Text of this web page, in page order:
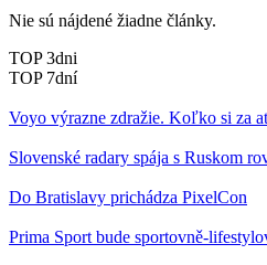
Nie sú nájdené žiadne články.
TOP 3dni
TOP 7dní
Voyo výrazne zdražie. Koľko si za
Slovenské radary spája s Ruskom
Do Bratislavy prichádza PixelCon
Prima Sport bude sportovně-